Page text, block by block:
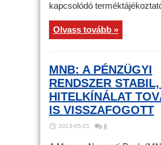
kapcsolódó
Olvass tovább »
MNB: A PÉNZÜGYI
RENDSZER
HITELKÍNÁLAT
IS VISSZAFOGOTT
2013-05-21 0